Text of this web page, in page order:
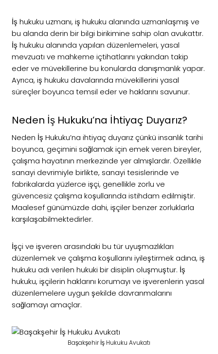
İş hukuku uzmanı, iş hukuku alanında uzmanlaşmış ve
bu alanda derin bir bilgi birikimine sahip olan avukattır.
İş hukuku alanında yapılan düzenlemeleri, yasal
mevzuatı ve mahkeme içtihatlarını yakından takip
eder ve müvekillerine bu konularda danışmanlık yapar.
Ayrıca, iş hukuku davalarında müvekillerini yasal
süreçler boyunca temsil eder ve haklarını savunur.
Neden İş Hukuku’na İhtiyaç Duyarız?
Neden İş Hukuku’na ihtiyaç duyarız çünkü insanlık tarihi
boyunca, geçimini sağlamak için emek veren bireyler,
çalışma hayatının merkezinde yer almışlardır. Özellikle
sanayi devrimiyle birlikte, sanayi tesislerinde ve
fabrikalarda yüzlerce işçi, genellikle zorlu ve
güvencesiz çalışma koşullarında istihdam edilmiştir.
Maalesef günümüzde dahi, işçiler benzer zorluklarla
karşılaşabilmektedirler.
İşçi ve işveren arasındaki bu tür uyuşmazlıkları
düzenlemek ve çalışma koşullarını iyileştirmek adına, iş
hukuku adı verilen hukuki bir disiplin oluşmuştur. İş
hukuku, işçilerin haklarını korumayı ve işverenlerin yasal
düzenlemelere uygun şekilde davranmalarını
sağlamayı amaçlar.
Başakşehir İş Hukuku Avukatı